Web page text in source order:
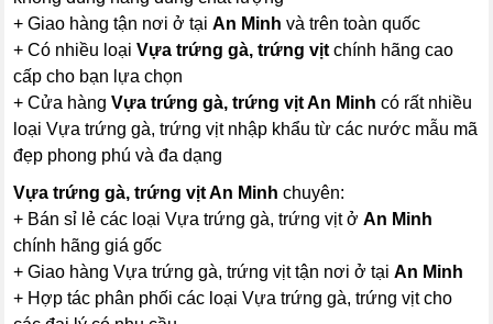
+ Giao hàng tận nơi ở tạiAn Minh và trên toàn quốc
+ Có nhiều loạiVựa trứng gà, trứng vịt chính hãng cao
cấp cho bạn lựa chọn
+ Cửa hàngVựa trứng gà, trứng vịt An Minh có rất nhiều
loại Vựa trứng gà, trứng vịt nhập khẩu từ các nước mẫu mã
đẹp phong phú và đa dạng
Vựa trứng gà, trứng vịt An Minhchuyên:
+ Bán sỉ lẻ các loại Vựa trứng gà, trứng vịt ởAn Minh
chính hãng giá gốc
+ Giao hàng Vựa trứng gà, trứng vịt tận nơi ở tạiAn Minh
+ Hợp tác phân phối các loại Vựa trứng gà, trứng vịt cho